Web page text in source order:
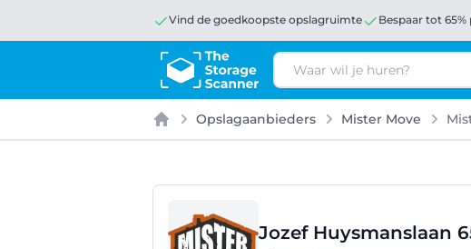
Vind de goedkoopste opslagruimte Bespaar tot
Zoeken
Home
Opslagaanbieders Mister Move
Jozef Huysmanslaan